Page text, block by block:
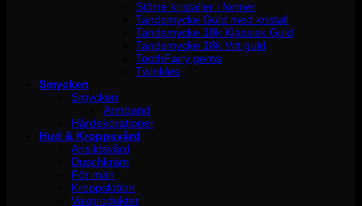
Större kristaller i former
Tandsmycke Guld med kristall
Tandsmycke 18k Klassisk Guld
Tandsmycke 18k Vitt guld
ToothFairy gems
Twinkles
Smycken
Smycken
Armband
Hårdekorationer
Hud & Kroppsvård
Ansiktsvård
Duschkräm
För män
Kroppslotion
Vaxprodukter